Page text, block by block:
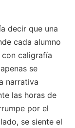
decir que una
cada alumno
caligrafía
se
narrativa
las horas de
por el
se siente el